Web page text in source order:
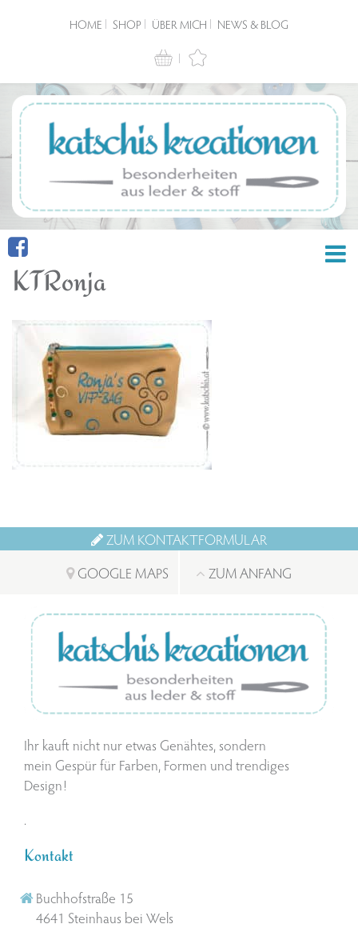
HOME SHOP ÜBER MICH NEWS & BLOG
KTRonja
ZUM KONTAKTFORMULAR
GOOGLE MAPS
ZUM ANFANG
Ihr kauft nicht nur etwas Genähtes, sondern
mein Gespür für Farben, Formen und trendiges
Design!
.
Kontakt
Buchhofstraße 15
4641 Steinhaus bei Wels